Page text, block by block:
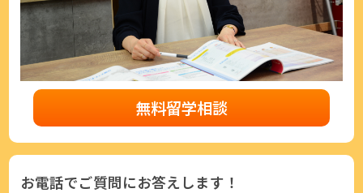
無料留学相談
お電話でご質問にお答えします！